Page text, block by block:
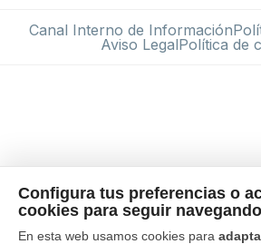
Configura tus preferencias o
cookies para seguir navegando
En esta web usamos cookies para
Canal Interno de Información
Aviso LegalPolítica de